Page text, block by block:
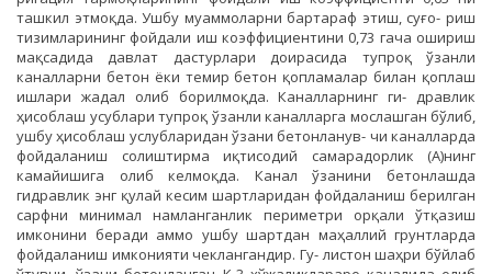
ташкил этмоқда. Ушбу муаммоларни бартараф этиш, суғо- риш
тизимларининг фойдали иш коэффициентини 0,73 гача ошириш
мақсадида давлат дастурлари доирасида тупроқ ўзанли
каналларни бетон ёки темир бетон қопламалар билан қоплаш
ишлари жадал олиб борилмоқда. Каналларнинг ги- дравлик
ҳисоблаш усублари тупроқ ўзанли каналларга мослашган бўлиб,
ушбу ҳисоблаш услубларидан ўзани бетонланув- чи каналларда
фойдаланиш солиштирма иқтисодий самарадорлик (А)нинг
камайишига олиб келмоқда. Канал ўзанини бетонлашда
гидравлик энг қулай кесим шартларидан фойдаланиш берилган
сарфни минимал намланганлик периметри орқали ўтқазиш
имконини беради аммо ушбу шартдан маҳаллий грунтларда
фойдаланиш имконияти чеклангандир. Гу- листон шаҳри бўйлаб